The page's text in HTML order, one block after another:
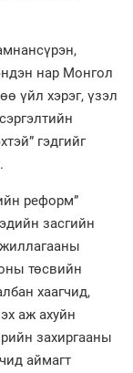
нар Монгол
үйл хэрэг, үзэл
гэдгийг
реформ”
засгийн
төсвийн
хаагчид,
аж ахуйн
захиргааны
аймагт